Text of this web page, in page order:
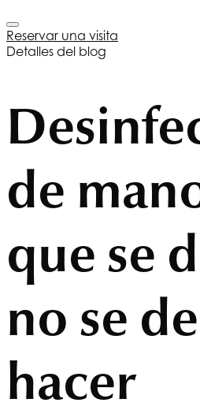
Reservar una visita
Detalles del blog
de
que se
no se
hacer